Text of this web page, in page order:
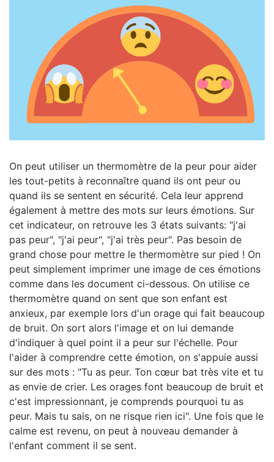
On peut utiliser un thermomètre de la peur pour aider
les tout-petits à reconnaître quand ils ont peur ou
quand ils se sentent en sécurité. Cela leur apprend
également à mettre des mots sur leurs émotions. Sur
cet indicateur, on retrouve les 3 états suivants: "j'ai
pas peur", "j'ai peur", "j'ai très peur". Pas besoin de
grand chose pour mettre le thermomètre sur pied ! On
peut simplement imprimer une image de ces émotions
comme dans les document ci-dessous. On utilise ce
thermomètre quand on sent que son enfant est
anxieux, par exemple lors d'un orage qui fait beaucoup
de bruit. On sort alors l'image et on lui demande
d'indiquer à quel point il a peur sur l'échelle. Pour
l'aider à comprendre cette émotion, on s'appuie aussi
sur des mots : "Tu as peur. Ton cœur bat très vite et tu
as envie de crier. Les orages font beaucoup de bruit et
c'est impressionnant, je comprends pourquoi tu as
peur. Mais tu sais, on ne risque rien ici". Une fois que le
calme est revenu, on peut à nouveau demander à
l'enfant comment il se sent.